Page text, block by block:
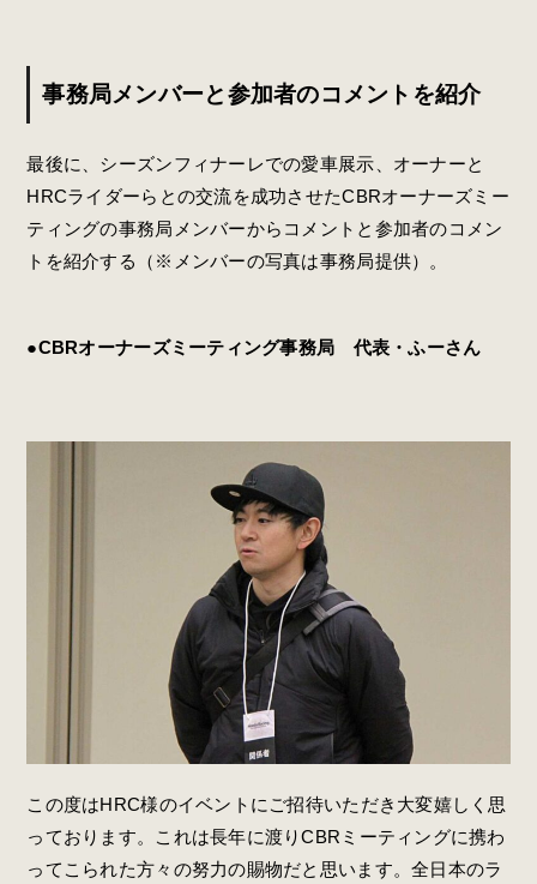
事務局メンバーと参加者のコメントを紹介
最後に、シーズンフィナーレでの愛車展示、オーナーと
HRCライダーらとの交流を成功させたCBRオーナーズミー
ティングの事務局メンバーからコメントと参加者のコメン
トを紹介する（※メンバーの写真は事務局提供）。
●CBRオーナーズミーティング事務局 代表・ふーさん
この度はHRC様のイベントにご招待いただき大変嬉しく思
っております。これは長年に渡りCBRミーティングに携わ
ってこられた方々の努力の賜物だと思います。全日本のラ